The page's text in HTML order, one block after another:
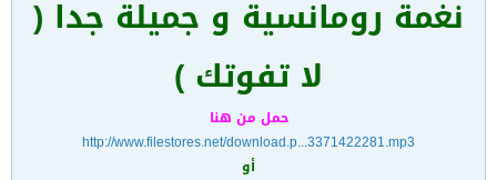
نغمة رومانسية و جميلة جدا (
لا تفوتك )
حمل من هنا
http://www.filestores.net/download.p...3371422281.mp3
أو